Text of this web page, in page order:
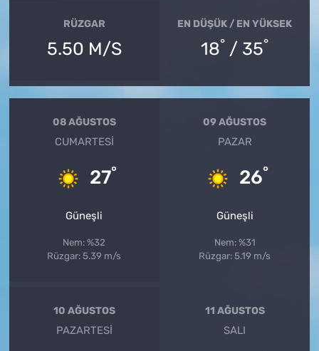
RÜZGAR
5.50 M/S
EN DÜŞÜK / EN YÜKSEK
18° / 35°
08 AĞUSTOS
CUMARTESI
27°
Güneşli
Nem: %32
Rüzgar: 5.39 m/s
09 AĞUSTOS
PAZAR
26°
Güneşli
Nem: %31
Rüzgar: 5.19 m/s
10 AĞUSTOS
PAZARTESI
11 AĞUSTOS
SALI